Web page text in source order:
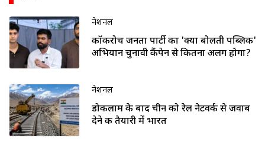
नेशनल
कॉकरोच जनता पार्टी का 'क्या बोलती पब्लिक'
अभियान चुनावी कैंपेन से कितना अलग होगा?
नेशनल
डोकलाम के बाद चीन को रेल नेटवर्क से जवाब
देने की तैयारी में भारत